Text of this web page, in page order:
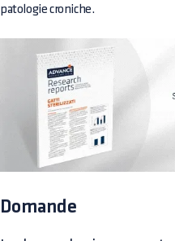
patologie croniche.
Domande